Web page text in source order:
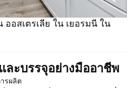
อสเตรเลีย ใน เยอรมนี ใน
ละบรรจุอย่างมืออาชีพ
รผลิต